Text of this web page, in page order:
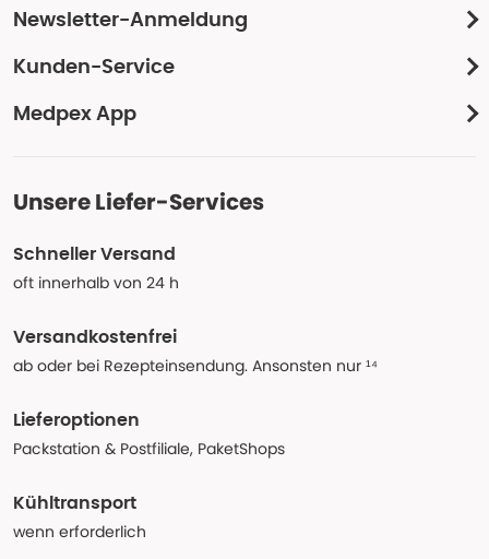
Newsletter-Anmeldung
Kunden-Service
Medpex App
Unsere Liefer-Services
Schneller Versand
oft innerhalb von 24 h
Versandkostenfrei
ab oder bei Rezepteinsendung. Ansonsten nur ¹⁴
Lieferoptionen
Packstation & Postfiliale, PaketShops
Kühltransport
wenn erforderlich